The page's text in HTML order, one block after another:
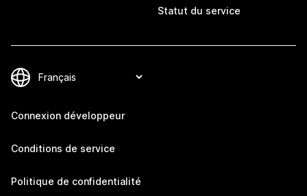
Statut du service
Connexion développeur
Conditions de service
Politique de confidentialité